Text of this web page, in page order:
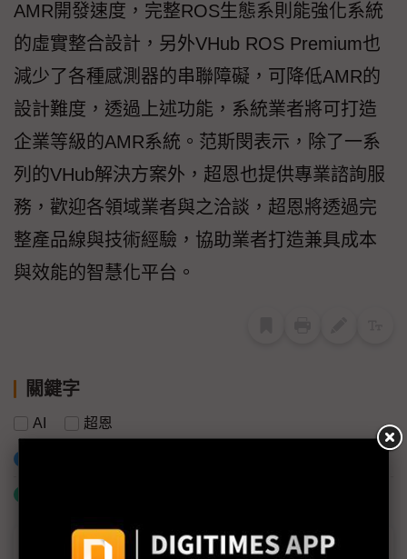
AMR開發速度，完整ROS生態系則能強化系統
的虛實整合設計，另外VHub ROS Premium也
減少了各種感測器的串聯障礙，可降低AMR的
設計難度，透過上述功能，系統業者將可打造
企業等級的AMR系統。范斯閔表示，除了一系
列的VHub解決方案外，超恩也提供專業諮詢服
務，歡迎各領域業者與之洽談，超恩將透過完
整產品線與技術經驗，協助業者打造兼具成本
與效能的智慧化平台。
關鍵字
AI 超恩
商情專輯－2021智慧工廠論壇(新竹)專輯